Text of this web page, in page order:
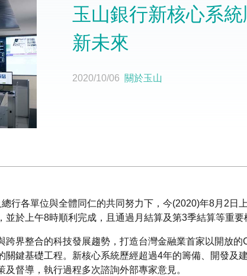
玉山銀行新核心系
新未來
2020/10/06 關於玉山
行各單位與全體同仁的共同努力下，今(2020)年8月2日
於上午8時順利完成，且通過月結算及第3季結算等重要
界整合的科技發展趨勢，打造台灣金融業首家以開放
鍵基礎工程。新核心系統歷經超過4年的籌備、開發及
督導，執行過程多次諮詢外部專家意見。